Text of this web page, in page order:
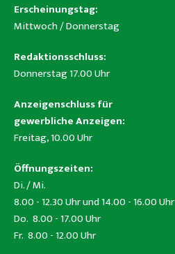
Erscheinungstag:
Mittwoch / Donnerstag
Redaktionsschluss:
Donnerstag 17.00 Uhr
Anzeigenschluss für
gewerbliche Anzeigen:
Freitag, 10.00 Uhr
Öffnungszeiten:
Di. / Mi.
8.00 - 12.30 Uhr und 14.00 - 16.00 Uhr
Do. 8.00 - 17.00 Uhr
Fr. 8.00 - 12.00 Uhr